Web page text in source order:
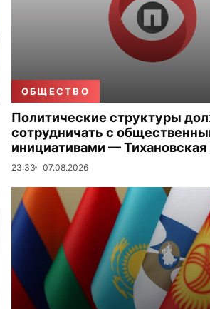
ОБЩЕСТВО
Политические структуры
сотрудничать с
инициативами —
23:33 07.08.2026